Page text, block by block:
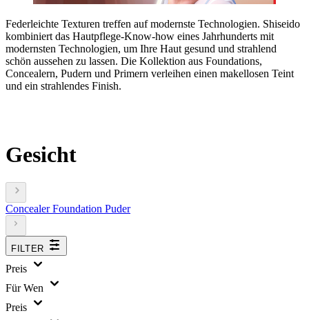
Federleichte Texturen treffen auf modernste Technologien. Shiseido
kombiniert das Hautpflege-Know-how eines Jahrhunderts mit
modernsten Technologien, um Ihre Haut gesund und strahlend
schön aussehen zu lassen. Die Kollektion aus Foundations,
Concealern, Pudern und Primern verleihen einen makellosen Teint
und ein strahlendes Finish.
Gesicht
ConcealerFoundation Puder
FILTER
Preis
Für Wen
Preis